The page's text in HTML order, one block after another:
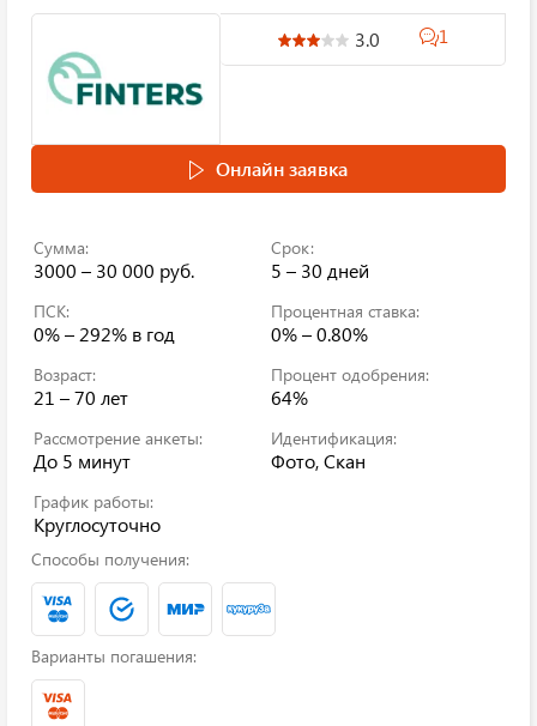
3.0 1
Онлайн заявка
Сумма:
3000 – 30 000 руб.
Срок:
5 – 30 дней
ПСК:
0% – 292% в год
Процентная ставка:
0% – 0.80%
Возраст:
21 – 70 лет
Процент одобрения:
64%
Рассмотрение анкеты:
До 5 минут
Идентификация:
Фото, Скан
График работы:
Круглосуточно
Способы получения:
Варианты погашения: